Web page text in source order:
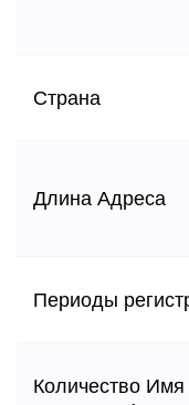
Страна
Длина Адреса
Периоды
Количество Имя